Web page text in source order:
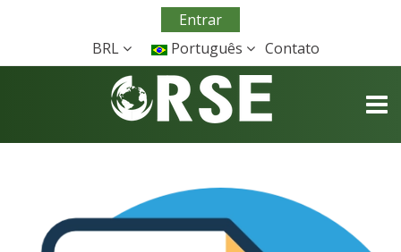
Entrar
BRL
Português Contato